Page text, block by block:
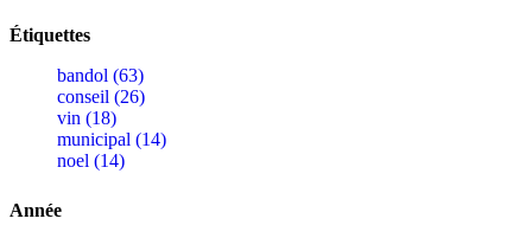
Étiquettes
bandol (63)
conseil (26)
vin (18)
municipal (14)
noel (14)
Année